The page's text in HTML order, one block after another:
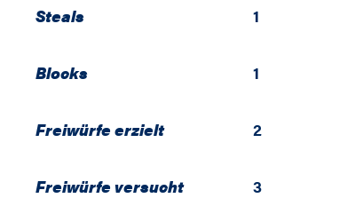
Steals 1
Blocks 1
Freiwürfe erzielt 2
Freiwürfe versucht 3